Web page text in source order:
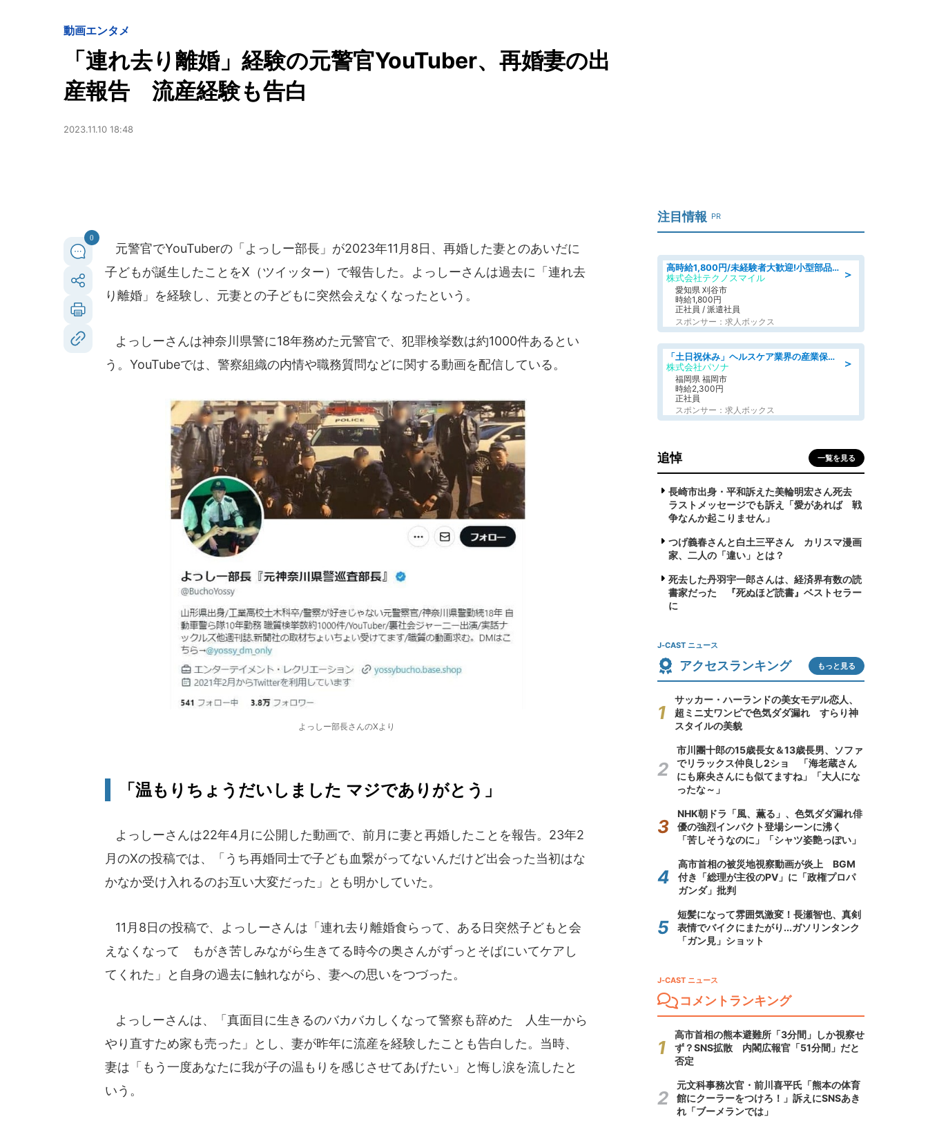
動画エンタメ
「連れ去り離婚」経験の元警官YouTuber、再婚妻の出
産報告 流産経験も告白
2023.11.10 18:48
0
元警官でYouTuberの「よっしー部長」が2023年11月8日、再婚した妻とのあいだに
子どもが誕生したことをX（ツイッター）で報告した。よっしーさんは過去に「連れ去
り離婚」を経験し、元妻との子どもに突然会えなくなったという。
よっしーさんは神奈川県警に18年務めた元警官で、犯罪検挙数は約1000件あるとい
う。YouTubeでは、警察組織の内情や職務質問などに関する動画を配信している。
よっしー部長さんのXより
「温もりちょうだいしました マジでありがとう」
よっしーさんは22年4月に公開した動画で、前月に妻と再婚したことを報告。23年2
月のXの投稿では、「うち再婚同士で子ども血繋がってないんだけど出会った当初はな
かなか受け入れるのお互い大変だった」とも明かしていた。
11月8日の投稿で、よっしーさんは「連れ去り離婚食らって、ある日突然子どもと会
えなくなって もがき苦しみながら生きてる時今の奥さんがずっとそばにいてケアし
てくれた」と自身の過去に触れながら、妻への思いをつづった。
よっしーさんは、「真面目に生きるのバカバカしくなって警察も辞めた 人生一から
やり直すため家も売った」とし、妻が昨年に流産を経験したことも告白した。当時、
妻は「もう一度あなたに我が子の温もりを感じさせてあげたい」と悔し涙を流したと
いう。
注目情報 PR
＞
高時給1,800円/未経験者大歓迎!小型部品の加工業務 denso aichi
株式会社テクノスマイル
愛知県 刈谷市
時給1,800円
正社員 / 派遣社員
スポンサー：求人ボックス
＞
「土日祝休み」ヘルスケア業界の産業保健師/高時給/未経験OK/要資格:保健師、正看護師
株式会社パソナ
福岡県 福岡市
時給2,300円
正社員
スポンサー：求人ボックス
追悼 一覧を見る
長崎市出身・平和訴えた美輪明宏さん死去
ラストメッセージでも訴え「愛があれば 戦
争なんか起こりません」
つげ義春さんと白土三平さん カリスマ漫画
家、二人の「違い」とは？
死去した丹羽宇一郎さんは、経済界有数の読
書家だった 『死ぬほど読書』ベストセラー
に
J-CAST ニュース
アクセスランキング もっと見る
サッカー・ハーランドの美女モデル恋人、
超ミニ丈ワンピで色気ダダ漏れ すらり神
スタイルの美貌
市川團十郎の15歳長女＆13歳長男、ソファ
でリラックス仲良し2ショ 「海老蔵さん
にも麻央さんにも似てますね」「大人にな
ったな～」
NHK朝ドラ「風、薫る」、色気ダダ漏れ俳
優の強烈インパクト登場シーンに沸く
「苦しそうなのに」「シャツ姿艶っぽい」
高市首相の被災地視察動画が炎上 BGM
付き「総理が主役のPV」に「政権プロパ
ガンダ」批判
短髪になって雰囲気激変！長瀬智也、真剣
表情でバイクにまたがり...ガソリンタンク
「ガン見」ショット
J-CAST ニュース
コメントランキング
高市首相の熊本避難所「3分間」しか視察せ
ず？SNS拡散 内閣広報官「51分間」だと
否定
元文科事務次官・前川喜平氏「熊本の体育
館にクーラーをつけろ！」訴えにSNSあき
れ「ブーメランでは」